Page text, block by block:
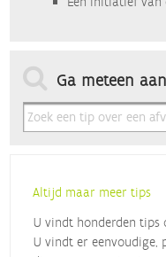
Ga meteen
Altijd maar meer tips
U vindt honderden tips
U vindt er eenvoudige,